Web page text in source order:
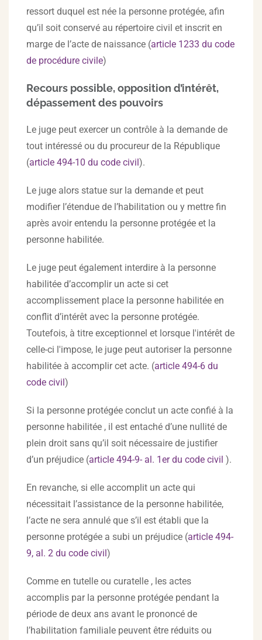
ressort duquel est née la personne protégée, afin
qu’il soit conservé au répertoire civil et inscrit en
marge de l’acte de naissance (article 1233 du code
de procédure civile)
Recours possible, opposition d’intérêt,
dépassement des pouvoirs
Le juge peut exercer un contrôle à la demande de
tout intéressé ou du procureur de la République
(article 494-10 du code civil).
Le juge alors statue sur la demande et peut
modifier l’étendue de l’habilitation ou y mettre fin
après avoir entendu la personne protégée et la
personne habilitée.
Le juge peut également interdire à la personne
habilitée d’accomplir un acte si cet
accomplissement place la personne habilitée en
conflit d’intérêt avec la personne protégée.
Toutefois, à titre exceptionnel et lorsque l'intérêt de
celle-ci l'impose, le juge peut autoriser la personne
habilitée à accomplir cet acte. (article 494-6 du
code civil)
Si la personne protégée conclut un acte confié à la
personne habilitée , il est entaché d’une nullité de
plein droit sans qu’il soit nécessaire de justifier
d’un préjudice (article 494-9- al. 1er du code civil ).
En revanche, si elle accomplit un acte qui
nécessitait l’assistance de la personne habilitée,
l’acte ne sera annulé que s’il est établi que la
personne protégée a subi un préjudice (article 494-
9, al. 2 du code civil)
Comme en tutelle ou curatelle , les actes
accomplis par la personne protégée pendant la
période de deux ans avant le prononcé de
l’habilitation familiale peuvent être réduits ou